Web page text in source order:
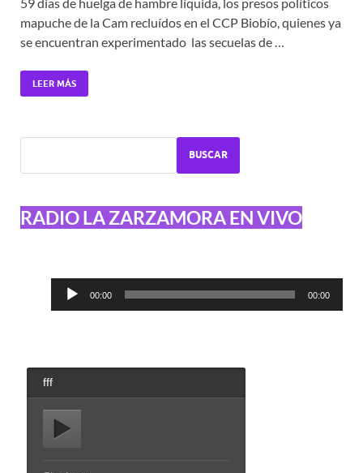
mapuche de la Cam recluídos en el CCP Biobío, quienes ya
se encuentran experimentado las secuelas de …
LEER MÁS
BUSCAR
RADIO LA ZARZAMORA EN VIVO
Reproductor
00:00 00:00